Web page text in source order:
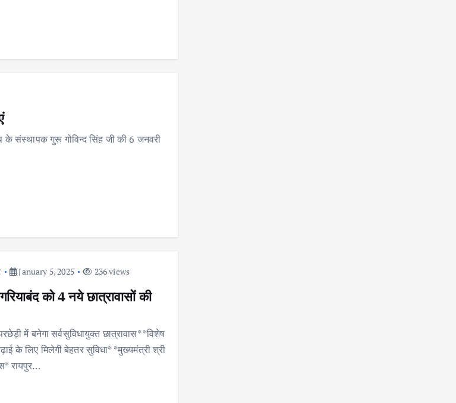
संस्थापक गुरू गोविन्द सिंह जी की 6 जनवरी
January 5, 2025 236 views
को 4 नये छात्रावासों की
में बनेगा सर्वसुविधायुक्त छात्रावास* *विशेष
के लिए मिलेगी बेहतर सुविधा* *मुख्यमंत्री श्री
रायपुर…